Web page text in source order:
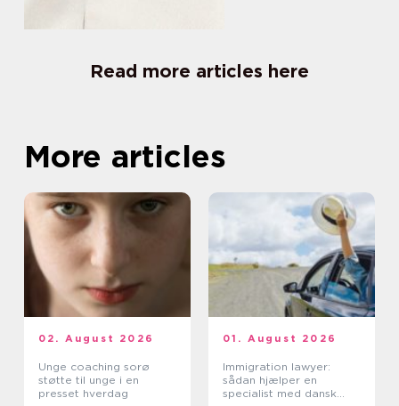
Read more articles here
More articles
02. August 2026
Unge coaching sorø
støtte til unge i en
presset hverdag
01. August 2026
Immigration lawyer:
sådan hjælper en
specialist med dansk